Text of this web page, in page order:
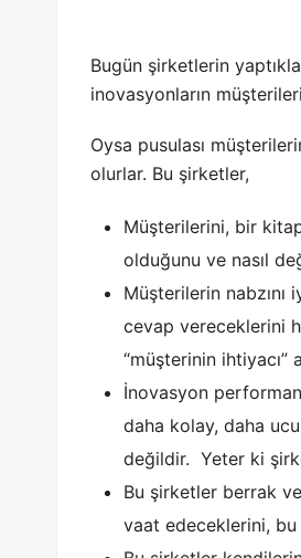
Bugün şirketlerin
inovasyonların
Oysa pusulası
olurlar. Bu şirketler,
Müşterilerini, bir
olduğunu ve nasıl
Müşterilerin nabzını
cevap vereceklerini
“müşterinin ihtiyacı”
İnovasyon
daha kolay, daha
değildir. Yeter ki
Bu şirketler berrak
vaat edeceklerini,